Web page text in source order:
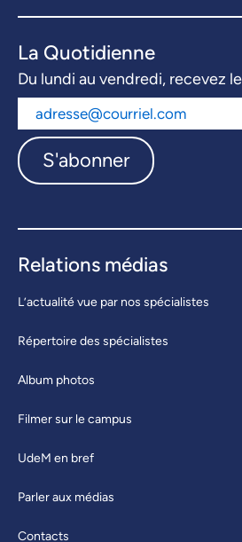
La Quotidienne
Du lundi au vendredi, recevez
S'abonner
Relations médias
L’actualité vue par nos spécialistes
Répertoire des spécialistes
Album photos
Filmer sur le campus
UdeM en bref
Parler aux médias
Contacts